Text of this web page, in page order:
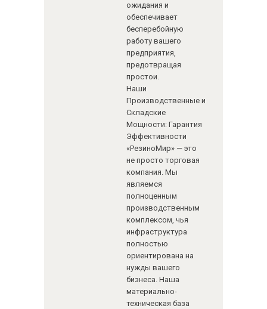
ожидания и
обеспечивает
бесперебойную
работу вашего
предприятия,
предотвращая
простои.
Наши
Производственные и
Складские
Мощности: Гарантия
Эффективности
«РезиноМир» — это
не просто торговая
компания. Мы
являемся
полноценным
производственным
комплексом, чья
инфраструктура
полностью
ориентирована на
нужды вашего
бизнеса. Наша
материально-
техническая база